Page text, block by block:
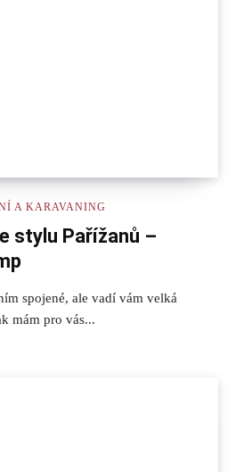
A KARAVANING
stylu Pařížanů –
spojené, ale vadí vám velká
mám pro vás...